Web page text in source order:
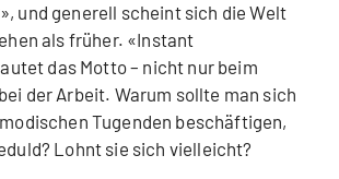
und generell scheint sich die Welt
als früher. «Instant
das Motto – nicht nur beim
der Arbeit. Warum sollte man sich
Tugenden beschäftigen,
Lohnt sie sich vielleicht?